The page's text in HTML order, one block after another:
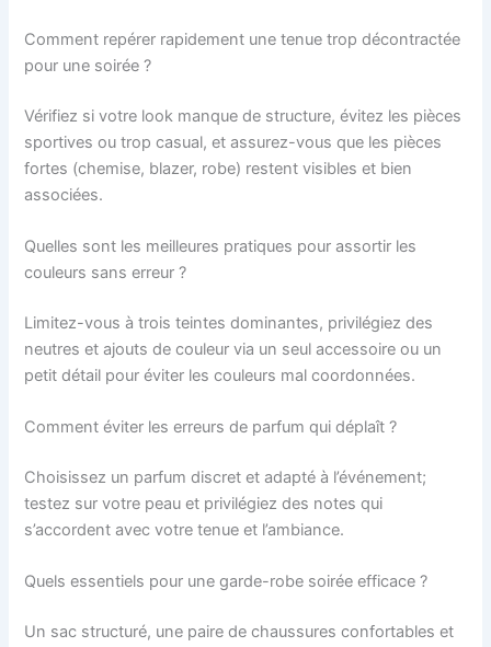
Comment repérer rapidement une tenue trop décontractée
pour une soirée ?
Vérifiez si votre look manque de structure, évitez les pièces
sportives ou trop casual, et assurez-vous que les pièces
fortes (chemise, blazer, robe) restent visibles et bien
associées.
Quelles sont les meilleures pratiques pour assortir les
couleurs sans erreur ?
Limitez-vous à trois teintes dominantes, privilégiez des
neutres et ajouts de couleur via un seul accessoire ou un
petit détail pour éviter les couleurs mal coordonnées.
Comment éviter les erreurs de parfum qui déplaît ?
Choisissez un parfum discret et adapté à l’événement;
testez sur votre peau et privilégiez des notes qui
s’accordent avec votre tenue et l’ambiance.
Quels essentiels pour une garde-robe soirée efficace ?
Un sac structuré, une paire de chaussures confortables et